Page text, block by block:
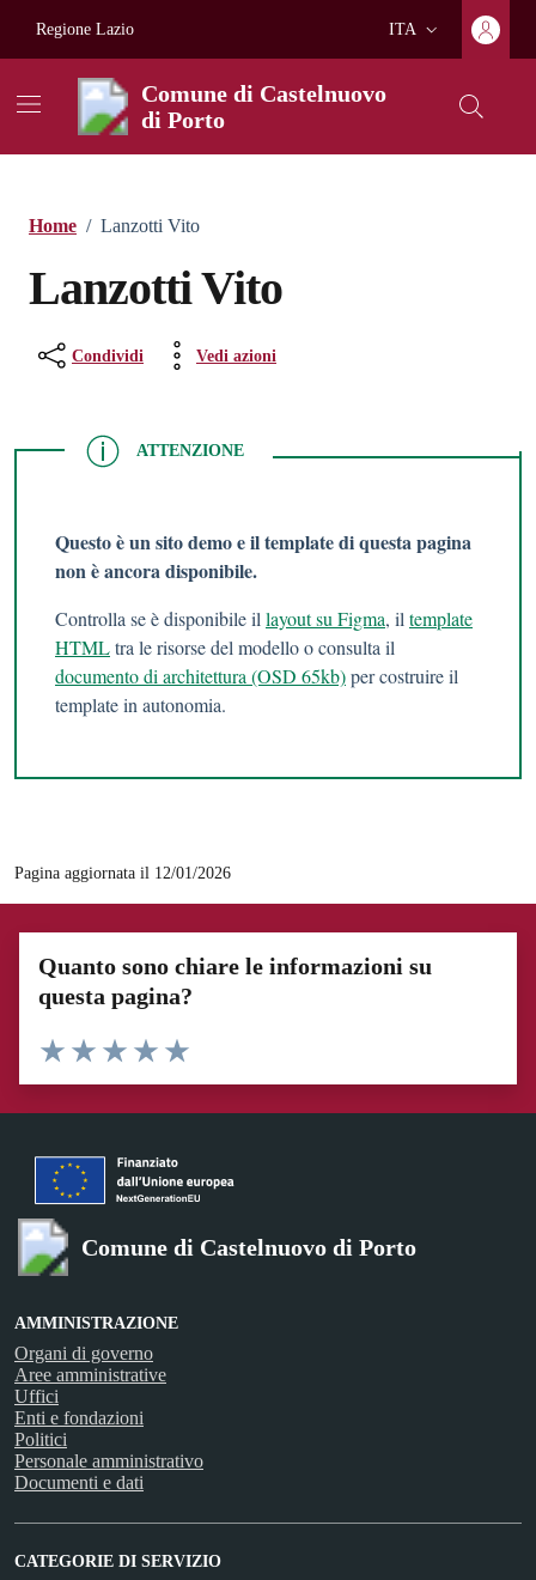
Regione Lazio
Lingua attiva:
ITA
Comune di Castelnuovo
di Porto
Home / Lanzotti Vito
Lanzotti Vito
Condividi Vedi azioni
ATTENZIONE
ATTENZIONE
Questo è un sito demo e il template di questa pagina
non è ancora disponibile.
Controlla se è disponibile il layout su Figma, il template
HTMLtra le risorse del modello o consulta il
documento di architettura (OSD 65kb)per costruire il
template in autonomia.
Pagina aggiornata il 12/01/2026
Quanto sono chiare le informazioni su
questa pagina?
Comune di Castelnuovo di Porto
AMMINISTRAZIONE
Organi di governo
Aree amministrative
Uffici
Enti e fondazioni
Politici
Personale amministrativo
Documenti e dati
CATEGORIE DI SERVIZIO